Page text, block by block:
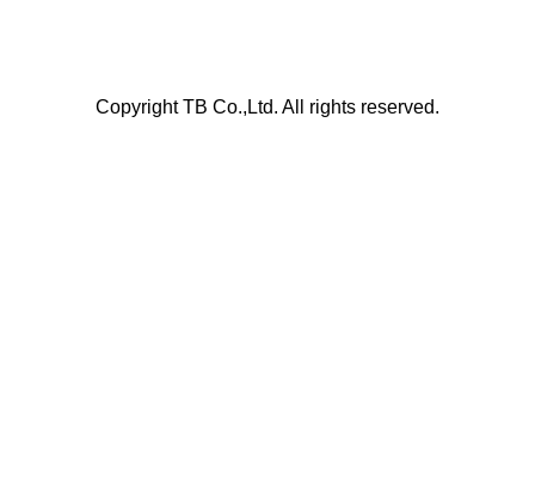
Copyright TB Co.,Ltd. All rights reserved.